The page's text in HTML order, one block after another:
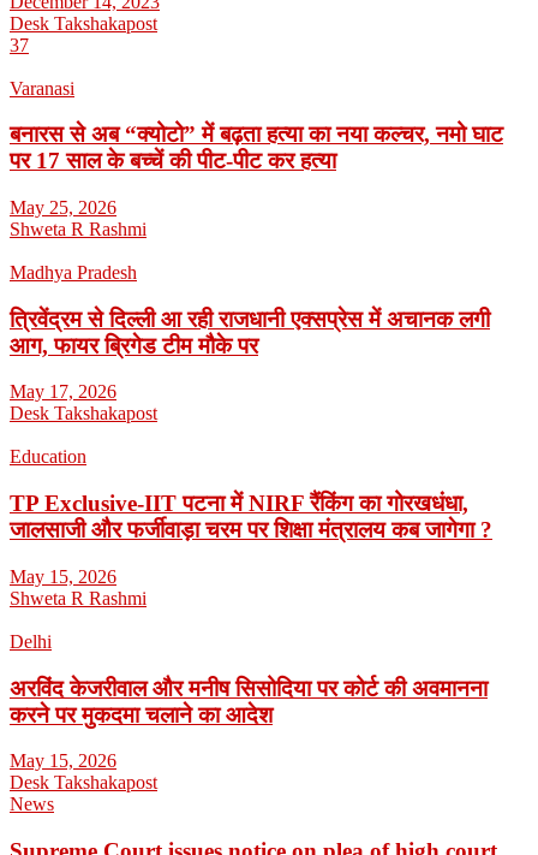
Desk Takshakapost
37
Varanasi
बनारस से अब “क्योटो” में बढ़ता हत्या का नया कल्चर, नमो घाट
पर 17 साल के बच्चें की पीट-पीट कर हत्या
May 25, 2026
Shweta R Rashmi
Madhya Pradesh
त्रिवेंद्रम से दिल्ली आ रही राजधानी एक्सप्रेस में अचानक लगी
आग, फायर ब्रिगेड टीम मौके पर
May 17, 2026
Desk Takshakapost
Education
TP Exclusive-IIT पटना में NIRF रैंकिंग का गोरखधंधा,
जालसाजी और फर्जीवाड़ा चरम पर शिक्षा मंत्रालय कब जागेगा ?
May 15, 2026
Shweta R Rashmi
Delhi
अरविंद केजरीवाल और मनीष सिसोदिया पर कोर्ट की अवमानना
करने पर मुकदमा चलाने का आदेश
May 15, 2026
Desk Takshakapost
News